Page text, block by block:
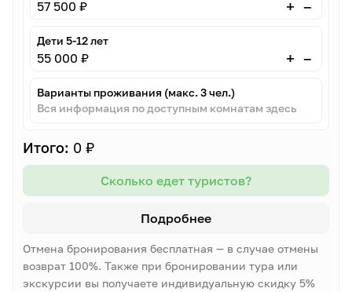
57 500 ₽ + –
Дети 5-12 лет
55 000 ₽ + –
Варианты проживания (макс. 3 чел.)
Вся информация по доступным комнатам здесь
Итого: 0 ₽
Сколько едет туристов?
Подробнее
Отмена бронирования бесплатная — в случае отмены
возврат 100%. Также при бронировании тура или
экскурсии вы получаете индивидуальную скидку 5%